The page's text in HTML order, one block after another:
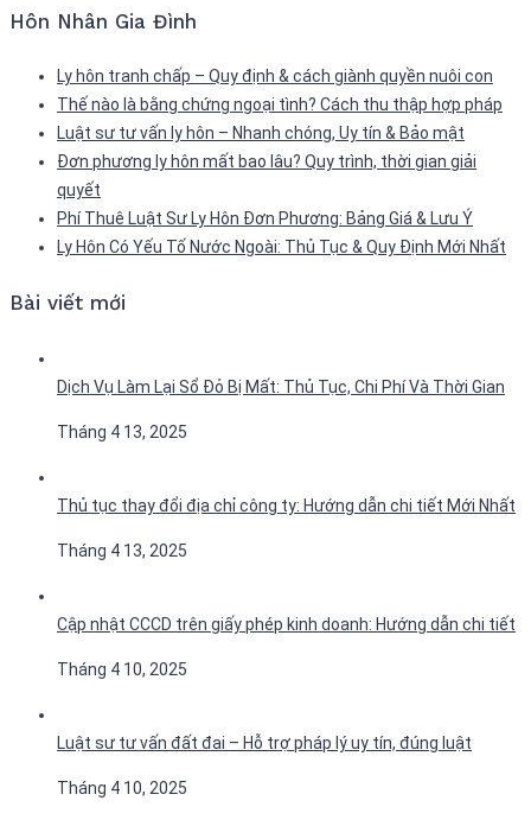
Hôn Nhân Gia Đình
Ly hôn tranh chấp – Quy định & cách giành quyền nuôi con
Thế nào là bằng chứng ngoại tình? Cách thu thập hợp pháp
Luật sư tư vấn ly hôn – Nhanh chóng, Uy tín & Bảo mật
Đơn phương ly hôn mất bao lâu? Quy trình, thời gian giải
quyết
Phí Thuê Luật Sư Ly Hôn Đơn Phương: Bảng Giá & Lưu Ý
Ly Hôn Có Yếu Tố Nước Ngoài: Thủ Tục & Quy Định Mới Nhất
Bài viết mới
Dịch Vụ Làm Lại Sổ Đỏ Bị Mất: Thủ Tục, Chi Phí Và Thời Gian
Tháng 4 13, 2025
Thủ tục thay đổi địa chỉ công ty: Hướng dẫn chi tiết Mới Nhất
Tháng 4 13, 2025
Cập nhật CCCD trên giấy phép kinh doanh: Hướng dẫn chi tiết
Tháng 4 10, 2025
Luật sư tư vấn đất đai – Hỗ trợ pháp lý uy tín, đúng luật
Tháng 4 10, 2025